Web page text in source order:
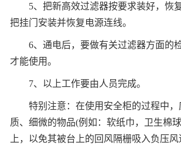
5、把新高效过滤器按要求装好，恢复
把挂门安装并恢复电源连线。
6、通电后，要做有关过滤器方面的
才能使用。
7、以上工作要由人员完成。
特别注意：在使用安全柜的过程中，
质、细微的物品(例如：软纸巾，卫生棉
上，以免其被台上的回风隔栅吸入负压